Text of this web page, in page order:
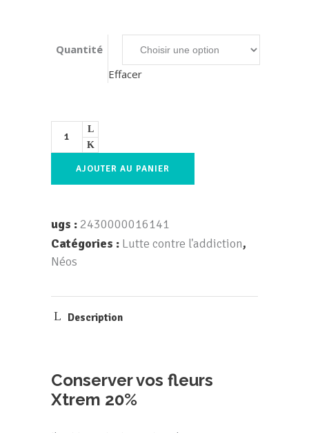
Quantité
Effacer
AJOUTER AU PANIER
ugs : 2430000016141
Catégories : Lutte contre l'addiction,
Néos
Description
Conserver vos fleurs
Xtrem 20%